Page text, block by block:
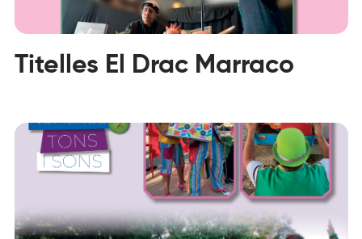
Titelles El Drac Marraco